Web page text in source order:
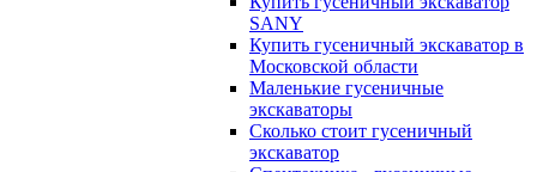
SANY
Купить гусеничный экскаватор в
Московской области
Маленькие гусеничные
экскаваторы
Сколько стоит гусеничный
экскаватор